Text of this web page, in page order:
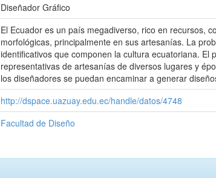
Diseñador Gráfico
El Ecuador es un país megadiverso, rico en recursos,
morfológicas, principalmente en sus artesanías. La
identificativos que componen la cultura ecuatoriana.
representativas de artesanías de diversos lugares y
los diseñadores se puedan encaminar a generar
http://dspace.uazuay.edu.ec/handle/datos/4748
Facultad de Diseño